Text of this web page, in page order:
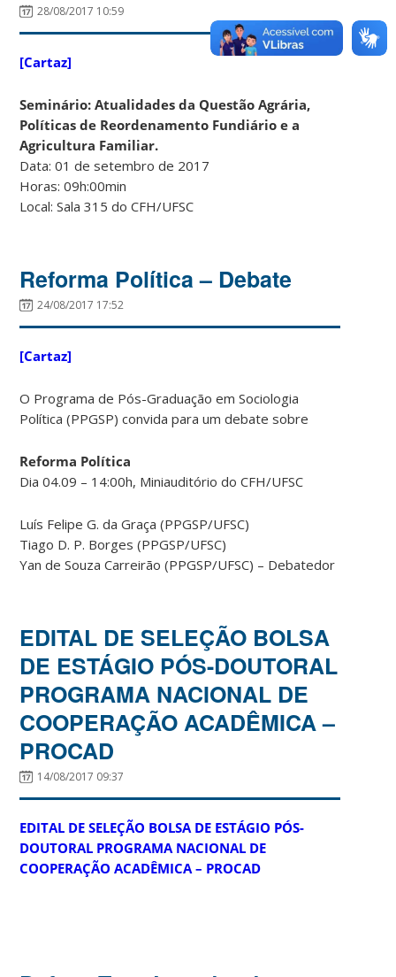
28/08/2017 10:59
[Cartaz]
Seminário: Atualidades da Questão Agrária,
Políticas de Reordenamento Fundiário e a
Agricultura Familiar.
Data: 01 de setembro de 2017
Horas: 09h:00min
Local: Sala 315 do CFH/UFSC
Reforma Política – Debate
24/08/2017 17:52
[Cartaz]
O Programa de Pós-Graduação em Sociologia
Política (PPGSP) convida para um debate sobre
Reforma Política
Dia 04.09 – 14:00h, Miniauditório do CFH/UFSC
Luís Felipe G. da Graça (PPGSP/UFSC)
Tiago D. P. Borges (PPGSP/UFSC)
Yan de Souza Carreirão (PPGSP/UFSC) – Debatedor
EDITAL DE SELEÇÃO BOLSA
DE ESTÁGIO PÓS-DOUTORAL
PROGRAMA NACIONAL DE
COOPERAÇÃO ACADÊMICA –
PROCAD
14/08/2017 09:37
EDITAL DE SELEÇÃO BOLSA DE ESTÁGIO PÓS-
DOUTORAL PROGRAMA NACIONAL DE
COOPERAÇÃO ACADÊMICA – PROCAD